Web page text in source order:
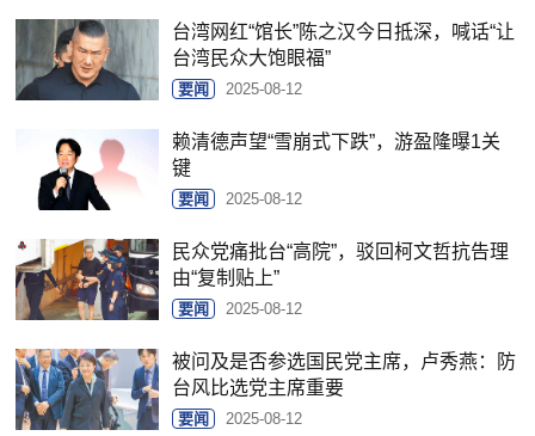
台湾网红“馆长”陈之汉今日抵深，喊话“让
台湾民众大饱眼福”
要闻 2025-08-12
赖清德声望“雪崩式下跌”，游盈隆曝1关
键
要闻 2025-08-12
民众党痛批台“高院”，驳回柯文哲抗告理
由“复制贴上”
要闻 2025-08-12
被问及是否参选国民党主席，卢秀燕：防
台风比选党主席重要
要闻 2025-08-12